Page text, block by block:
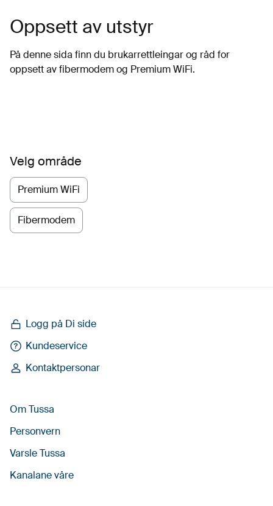
Oppsett av utstyr
På denne sida finn du brukarrettleingar og råd for
oppsett av fibermodem og Premium WiFi.
Velg område
Premium WiFi
Fibermodem
Logg på Di side
Kundeservice
Kontaktpersonar
Om Tussa
Personvern
Varsle Tussa
Kanalane våre